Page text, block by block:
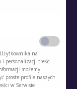
na
i personalizacji treści
możemy
proste profile naszych
w Serwisie